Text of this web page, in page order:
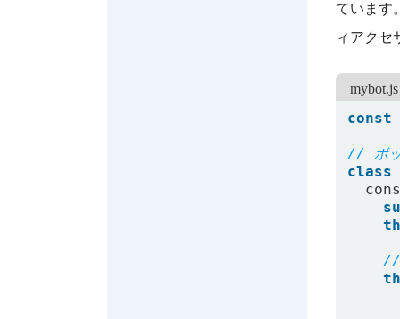
ています
ィアクセ
mybot.js
const
class